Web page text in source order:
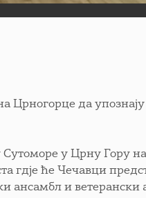
Црногорце да
Сутоморе у Црну Гору
гдје ће Чечавци
ансамбл и ветерански